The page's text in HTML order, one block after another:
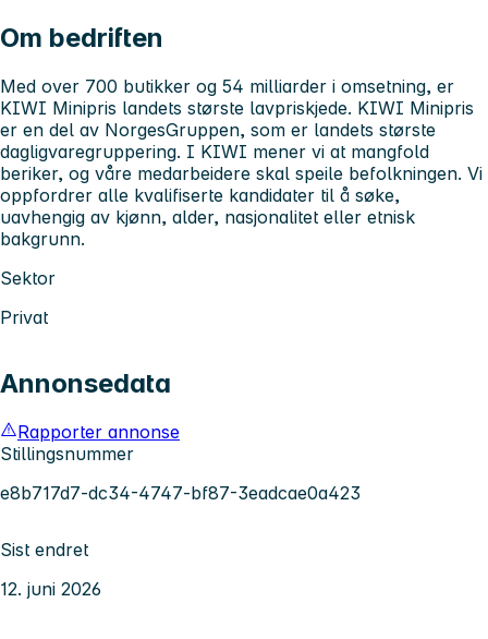
Om bedriften
Med over 700 butikker og 54 milliarder i omsetning, er
KIWI Minipris landets største lavpriskjede. KIWI Minipris
er en del av NorgesGruppen, som er landets største
dagligvaregruppering. I KIWI mener vi at mangfold
beriker, og våre medarbeidere skal speile befolkningen. Vi
oppfordrer alle kvalifiserte kandidater til å søke,
uavhengig av kjønn, alder, nasjonalitet eller etnisk
bakgrunn.
Sektor
Privat
Annonsedata
Rapporter annonse
Stillingsnummer
e8b717d7-dc34-4747-bf87-3eadcae0a423
Sist endret
12. juni 2026